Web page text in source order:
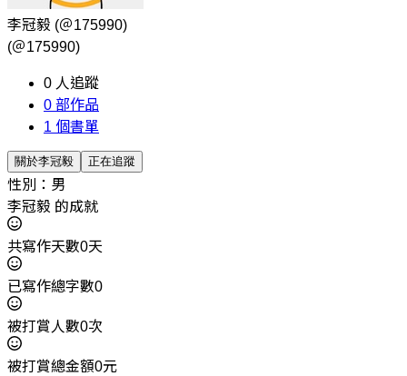
李冠毅 (＠175990)
(＠175990)
0 人追蹤
0 部作品
1 個書單
關於李冠毅 正在追蹤
性別：男
李冠毅 的成就
共寫作天數0天
已寫作總字數0
被打賞人數0次
被打賞總金額0元